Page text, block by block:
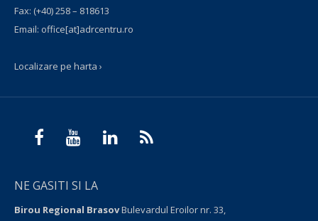
Fax: (+40) 258 – 818613
Email: office[at]adrcentru.ro
Localizare pe harta ›
NE GASITI SI LA
Birou Regional BrasovBulevardul Eroilor nr. 33,